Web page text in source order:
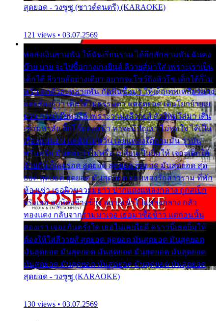
สุดยอด - วงซูซู (ซาวด์ดนตรี) (KARAOKE)
121 views • 03.07.2569
พ่อส่งเงินสามพัน ให้ฉันเรียนราม ได้อีกสักสามพัน ฉันคง
บ๊าย บาย จะไปซื้อกางเกงยีนส์ ลีวายส์มาใส่ เพราะเราเป็น
เด็กใต้ ลีวายส์อย่างเดียว อยากจะโชว์ถึงหิวโซ เด็กใต้ก็ไม่
หวั่น ตกตัวละหลายพัน กัดฟันซื้อมา ให้เด็กเทพเหลียวมอง
และต้องรู้ว่า เด็กใต้ไม่ธรรมดา แต่สุดยอด เดินโยกย้ายเย
ยวน กวนโอ๊ยพอได้ เพราะว่านุ่งลีวายส์ ตัวใหม่ใส่มา เดิน
เข้ามหาลัย จิ๊กโก๊มองหน้า ท่าจะมีปัญหา ไม่พอใจ ได้เป็น
เรื่องแน่นอน แต่ฉันไม่หวั่น เลยแหลงใต้ถามมัน ว่ามัน
พรั่นพรือ มันตอบว่าไม่พรื่อ เปลี่ยนเป็นยิ้มให้ เจอะเด็กใต้
ด้วยกัน ก็เลยรอด สุดยอด สุดยอด สุดยอด มันสุดยอด สุด
ยอด สุดยอด สุดยอด มันสุดยอด แอบหลงรักสาวราม ที่พัก
ห้องเช่า เธอผิวขาวผมยาว ปากแดงแหลงกลาง ถูกสเป็ก
จริงเธอ อยู่ห้องข้างข้าง อยากเข้าไปแหลงกลาง กลัว
ทองแดง กลับจากรามมาเจอ เธอมาซื้อข้าว แต่ก่อนนั้น
สองเรา เจอะกันครั้งใด เธอไม่เคยไยดี คราวนี้เธอยิ้มให้
ต้องให้ใส่ลีวายส์ สุดยอด สุดยอด มันสุดยอด มันสุดยอด
มันสุดยอด มันสุดยอด มันสุดยอด มันสุดยอด มันสุดยอด
มันสุดยอด มันสุดยอด มันสุดยอด มันสุดยอด มันสุดยอด
สุดยอด - วงซูซู (KARAOKE)
130 views • 03.07.2569